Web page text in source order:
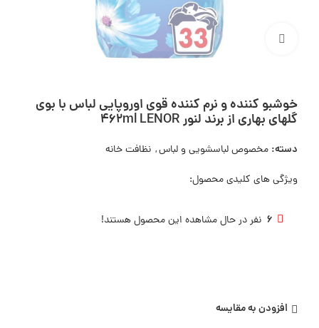
بزرگنمایی تصویر
خوشبو کننده و نرم کننده قوی اوروپایی لباس با بوی
گلهای بهاری از برند لنور 462ml LENOR
دسته: مخصوص لباسشویی و لباس, نظافت خانه
ویژگی های کلیدی محصول:
6 نفر در حال مشاهده این محصول هستند!
افزودن به مقایسه